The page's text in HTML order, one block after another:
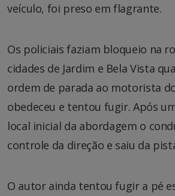
veículo, foi preso em flagrante.
Os policiais faziam bloqueio na
cidades de Jardim e Bela Vista
ordem de parada ao motorista
obedeceu e tentou fugir. Após
local inicial da abordagem o
controle da direção e saiu da
O autor ainda tentou fugir a pé